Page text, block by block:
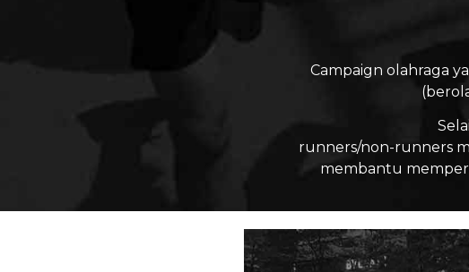
Campaign olahraga
runners/non-runners
membantu